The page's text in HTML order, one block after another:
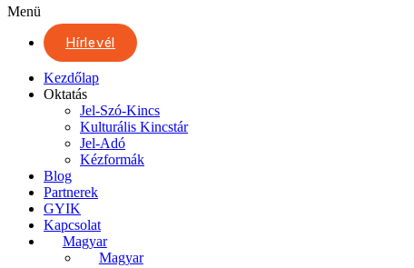
Menü
Hírlevél
Kezdőlap
Oktatás
Jel-Szó-Kincs
Kulturális Kincstár
Jel-Adó
Kézformák
Blog
Partnerek
GYIK
Kapcsolat
Magyar
Magyar